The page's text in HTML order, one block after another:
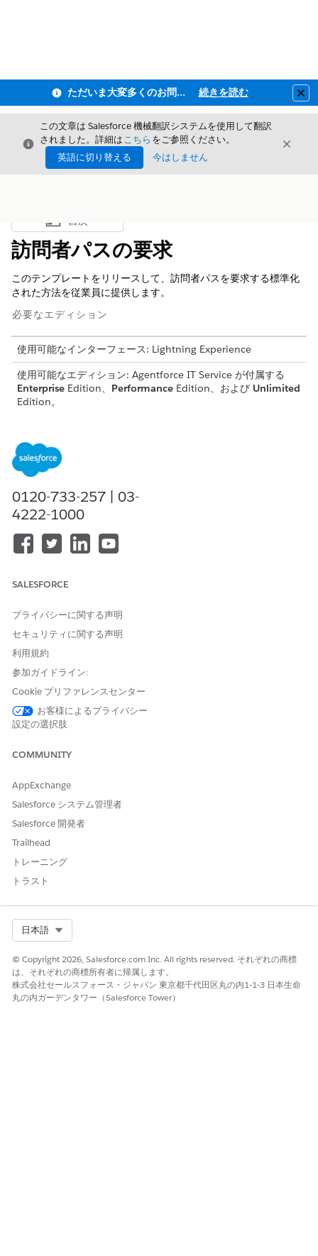
ただいま大変多くのお問い合わせをいただいており、ご連絡までにお時間を頂戴しております 続きを読む
閉じる
この文章は Salesforce 機械翻訳システムを使用して翻訳
されました。詳細はこちら をご参照ください。
英語に切り替える
今はしません
閉じる
目次を表示
目次
訪問者パスの要求
このテンプレートをリリースして、訪問者パスを要求する標準化
された方法を従業員に提供します。
必要なエディション
使用可能なインターフェース: Lightning Experience
使用可能なエディション: Agentforce IT Service が付属する
Enterprise Edition、 Performance Edition、および Unlimited
Edition。
ユーザーの詳細を取得するサービス要求レコードが作成されま
す。テンプレートに含まれている内容を確認します。
受入属性
このテンプレートの受入フォームでは、従業員から次の詳細を取
Visitor Name (訪問者名): 訪問者の氏名。
Arrival Date and Time (到着日時): 到着予定日時。
このサービスプロセスには、サービス要求を自動的に処理する履
自動マネージャー承認や在庫確認などのカスタムロジックを含め
ることができます。
Integration の制限と考慮事項」
との事前設定されたインテグレーションが使用されます。インテ
のインテグレーションを使用するには、訪問者管理システムのロ
グイン情報を設定します。
はい いいえ
0120-733-257 | 03-
4222-1000
SALESFORCE
プライバシーに関する声明
セキュリティに関する声明
利用規約
参加ガイドライン:
Cookie プリファレンスセンター
お客様によるプライバシー
設定の選択肢
COMMUNITY
AppExchange
Salesforce システム管理者
Salesforce 開発者
Trailhead
トレーニング
トラスト
日本語
© Copyright 2026, Salesforce.com Inc. All rights reserved. それぞれの商標
は、それぞれの商標所有者に帰属します。
株式会社セールスフォース・ジャパン 東京都千代田区丸の内1-1-3 日本生命
丸の内ガーデンタワー（Salesforce Tower）